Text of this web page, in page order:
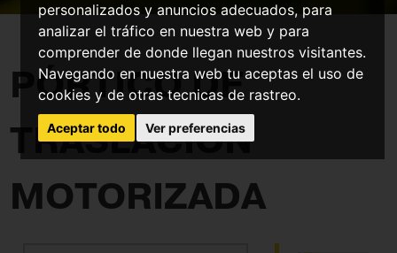
personalizados y anuncios adecuados, para
analizar el tráfico en nuestra web y para
comprender de donde llegan nuestros visitantes.
Navegando en nuestra web tu aceptas el uso de
cookies y de otras tecnicas de rastreo.
Aceptar todo Ver preferencias
PÓRTICO DE
TRASLACIÓN
MOTORIZADA